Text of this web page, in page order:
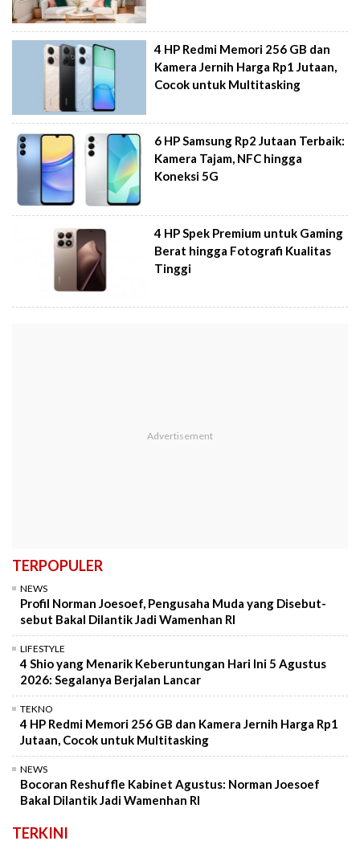
4 HP Redmi Memori 256 GB dan
Kamera Jernih Harga Rp1 Jutaan,
Cocok untuk Multitasking
6 HP Samsung Rp2 Jutaan Terbaik:
Kamera Tajam, NFC hingga
Koneksi 5G
4 HP Spek Premium untuk Gaming
Berat hingga Fotografi Kualitas
Tinggi
TERPOPULER
NEWS
Profil Norman Joesoef, Pengusaha Muda yang Disebut-
sebut Bakal Dilantik Jadi Wamenhan RI
LIFESTYLE
4 Shio yang Menarik Keberuntungan Hari Ini 5 Agustus
2026: Segalanya Berjalan Lancar
TEKNO
4 HP Redmi Memori 256 GB dan Kamera Jernih Harga Rp1
Jutaan, Cocok untuk Multitasking
NEWS
Bocoran Reshuffle Kabinet Agustus: Norman Joesoef
Bakal Dilantik Jadi Wamenhan RI
TERKINI